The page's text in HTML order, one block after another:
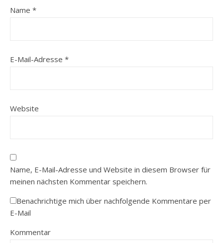
Name *
E-Mail-Adresse *
Website
Name, E-Mail-Adresse und Website in diesem Browser für
meinen nächsten Kommentar speichern.
Benachrichtige mich über nachfolgende Kommentare per
E-Mail
Kommentar